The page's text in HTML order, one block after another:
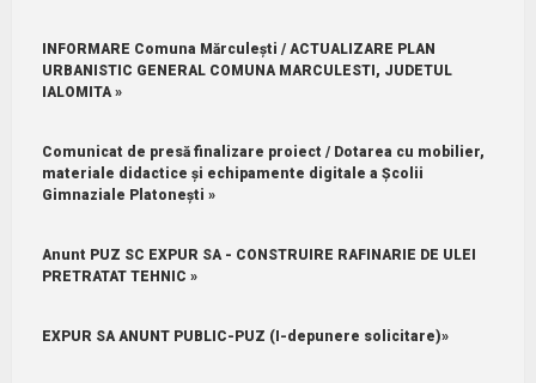
INFORMARE Comuna Mărculești / ACTUALIZARE PLAN
URBANISTIC GENERAL COMUNA MARCULESTI, JUDETUL
IALOMITA »
Comunicat de presă finalizare proiect / Dotarea cu mobilier,
materiale didactice și echipamente digitale a Școlii
Gimnaziale Platonești »
Anunt PUZ SC EXPUR SA - CONSTRUIRE RAFINARIE DE ULEI
PRETRATAT TEHNIC »
EXPUR SA ANUNT PUBLIC-PUZ (I-depunere solicitare)»